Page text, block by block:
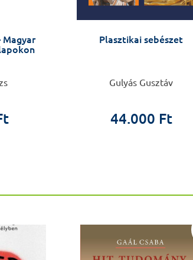
Magyar
Plasztikai sebészet
Gulyás Gusztáv
44.000 Ft